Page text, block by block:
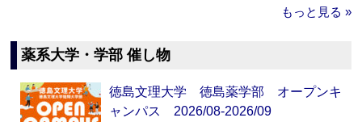
もっと見る »
薬系大学・学部 催し物
徳島文理大学 徳島薬学部 オープンキ
ャンパス 2026/08-2026/09